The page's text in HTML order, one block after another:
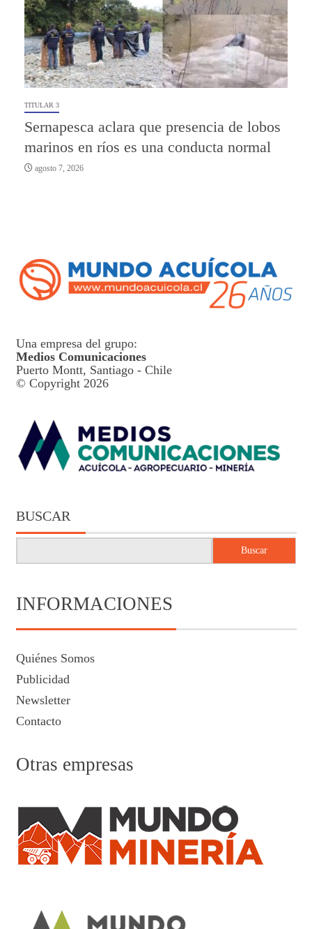
TITULAR 3
Sernapesca aclara que presencia de lobos
marinos en ríos es una conducta normal
agosto 7, 2026
Una empresa del grupo:
Medios Comunicaciones
Puerto Montt, Santiago - Chile
© Copyright 2026
BUSCAR
Buscar
INFORMACIONES
Quiénes Somos
Publicidad
Newsletter
Contacto
Otras empresas